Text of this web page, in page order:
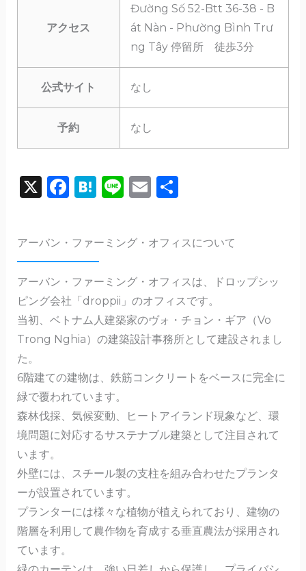
アクセス
Đường Số 52-Btt 36-38 - B
át Nàn - Phường Bình Trư
ng Tây 停留所 徒歩3分
公式サイト なし
予約 なし
F
e
b
o
o
k
E
l
Li
e
H
n
a
X
共
アーバン・ファーミング・オフィスについて
アーバン・ファーミング・オフィスは、ドロップシッ
ピング会社「droppii」のオフィスです。
当初、ベトナム人建築家のヴォ・チョン・ギア​​（Vo
Trong Nghia）の建築設計事務所として建設されまし
た。
6階建ての建物は、鉄筋コンクリートをベースに完全に
緑で覆われています。
森林伐採、気候変動、ヒートアイランド現象など、環
境問題に対応するサステナブル建築として注目されて
います。
外壁には、スチール製の支柱を組み合わせたプランタ
ーが設置されています。
プランターには様々な植物が植えられており、建物の
階層を利用して農作物を育成する垂直農法が採用され
ています。